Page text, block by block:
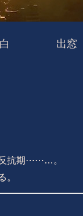
出窓
反抗期⋯⋯…。
。